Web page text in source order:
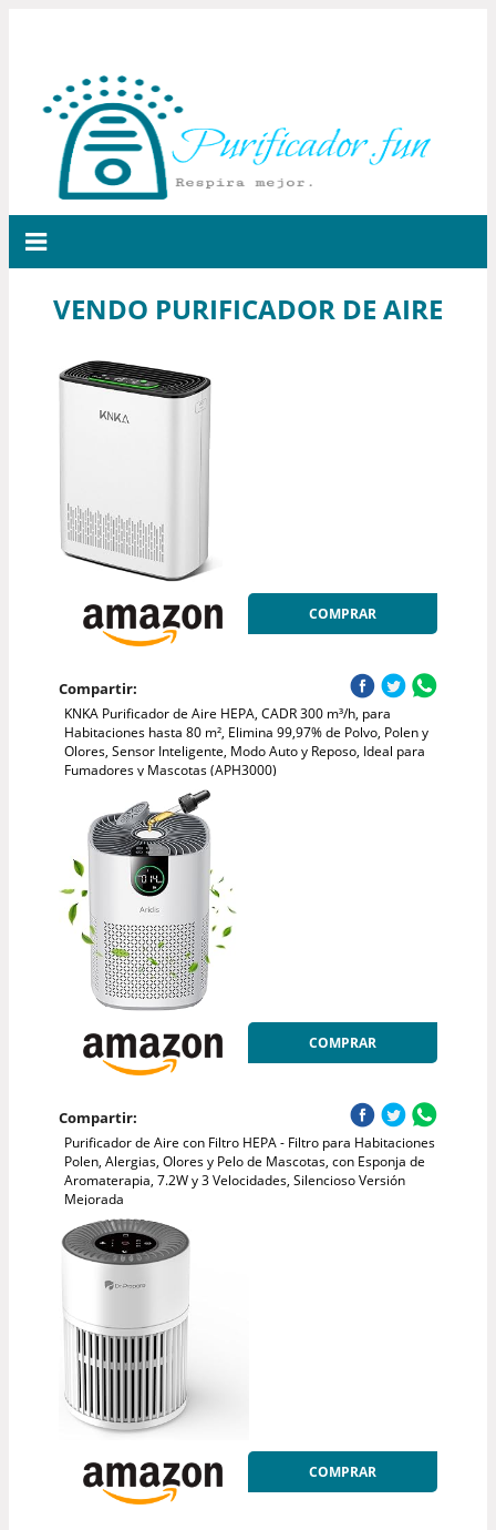
VENDO PURIFICADOR DE AIRE
COMPRAR
Compartir:
KNKA Purificador de Aire HEPA, CADR 300 m³/h, para
Habitaciones hasta 80 m², Elimina 99,97% de Polvo, Polen y
Olores, Sensor Inteligente, Modo Auto y Reposo, Ideal para
Fumadores y Mascotas (APH3000)
COMPRAR
Compartir:
Purificador de Aire con Filtro HEPA - Filtro para Habitaciones
Polen, Alergias, Olores y Pelo de Mascotas, con Esponja de
Aromaterapia, 7.2W y 3 Velocidades, Silencioso Versión
Mejorada
COMPRAR